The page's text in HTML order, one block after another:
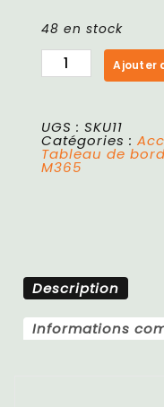
48 en stock
Ajouter
UGS : SKU11
Catégories :
Tableau de
M365
Description
Informations